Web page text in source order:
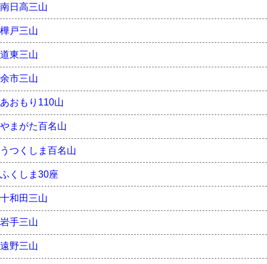
南日高三山
樺戸三山
道東三山
余市三山
あおもり110山
やまがた百名山
うつくしま百名山
ふくしま30座
十和田三山
岩手三山
遠野三山